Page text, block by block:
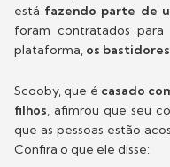
está fazendo parte de
foram contratados para
plataforma, os
Scooby, que é casado
filhos, afimrou que seu
que as pessoas estão
Confira o que ele disse: